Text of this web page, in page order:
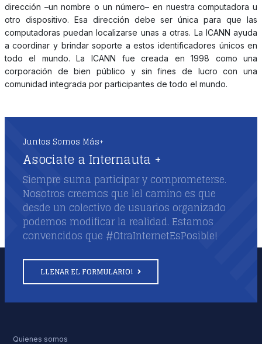
dirección –un nombre o un número– en nuestra computadora u
otro dispositivo. Esa dirección debe ser única para que las
computadoras puedan localizarse unas a otras. La ICANN ayuda
a coordinar y brindar soporte a estos identificadores únicos en
todo el mundo. La ICANN fue creada en 1998 como una
corporación de bien público y sin fines de lucro con una
comunidad integrada por participantes de todo el mundo.
Juntos Somos Más+
Asociate a Internauta +
Siempre suma participar y comprometerse.
Nosotros creemos que lel camino es que
desde un colectivo de usuarios organizado
podemos modificar la realidad. Estamos
convencidos que #OtraInternetEsPosible!
LLENAR EL FORMULARIO!
Quienes somos